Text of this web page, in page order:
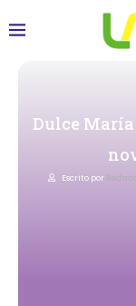
Dulce
Escrito por